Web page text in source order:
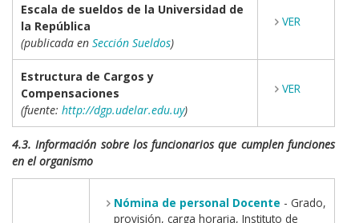
Escala de sueldos de la Universidad de
la República
(publicada en Sección Sueldos)
VER
Estructura de Cargos y
Compensaciones
(fuente: http://dgp.udelar.edu.uy)
VER
4.3. Información sobre los funcionarios que cumplen funciones
en el organismo
Nómina de personal Docente - Grado,
provisión, carga horaria, Instituto de